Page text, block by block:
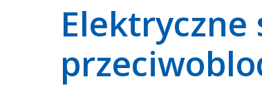
Elektryczne